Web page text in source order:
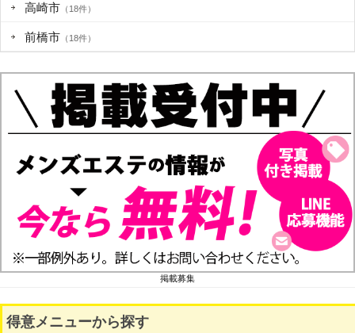
高崎市 （18件）
前橋市 （18件）
掲載募集
得意メニューから探す